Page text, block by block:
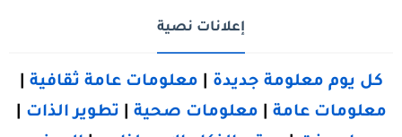
إعلانات نصية
كل يوم معلومة جديدة معلومات عامة ثقافية
معلومات عامة
معلومات صحية تطوير الذات